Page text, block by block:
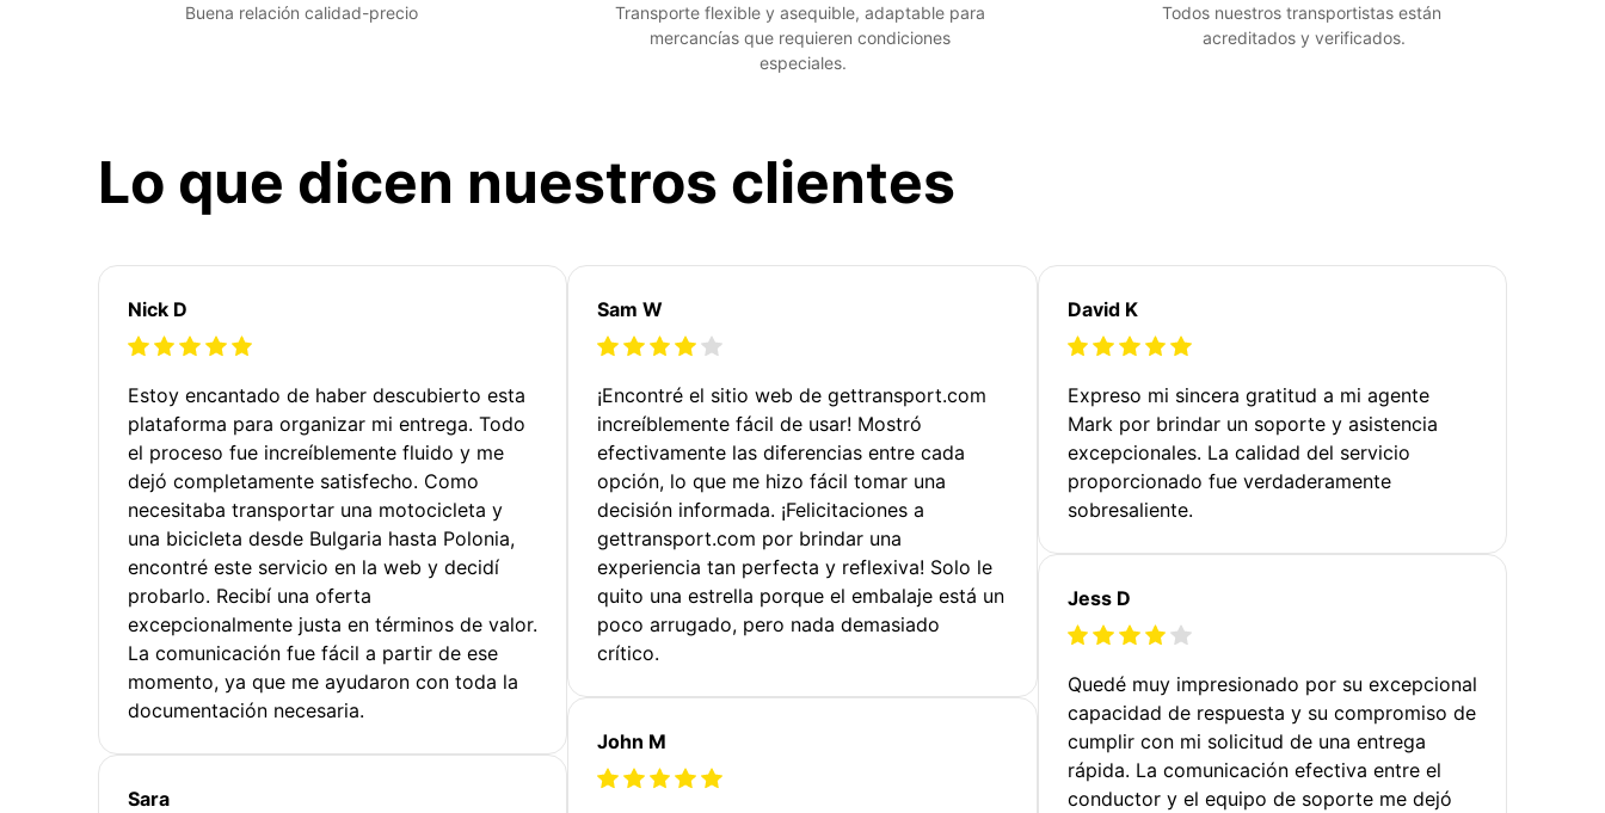
Buena relación calidad-precio
Transporte flexible y asequible, adaptable para
mercancías que requieren condiciones
especiales.
Todos nuestros transportistas están
acreditados y verificados.
Lo que dicen nuestros clientes
Nick D
Estoy encantado de haber descubierto esta
plataforma para organizar mi entrega. Todo
el proceso fue increíblemente fluido y me
dejó completamente satisfecho. Como
necesitaba transportar una motocicleta y
una bicicleta desde Bulgaria hasta Polonia,
encontré este servicio en la web y decidí
probarlo. Recibí una oferta
excepcionalmente justa en términos de valor.
La comunicación fue fácil a partir de ese
momento, ya que me ayudaron con toda la
documentación necesaria.
Sara
Sam W
¡Encontré el sitio web de gettransport.com
increíblemente fácil de usar! Mostró
efectivamente las diferencias entre cada
opción, lo que me hizo fácil tomar una
decisión informada. ¡Felicitaciones a
gettransport.com por brindar una
experiencia tan perfecta y reflexiva! Solo le
quito una estrella porque el embalaje está un
poco arrugado, pero nada demasiado
crítico.
John M
David K
Expreso mi sincera gratitud a mi agente
Mark por brindar un soporte y asistencia
excepcionales. La calidad del servicio
proporcionado fue verdaderamente
sobresaliente.
Jess D
Quedé muy impresionado por su excepcional
capacidad de respuesta y su compromiso de
cumplir con mi solicitud de una entrega
rápida. La comunicación efectiva entre el
conductor y el equipo de soporte me dejó